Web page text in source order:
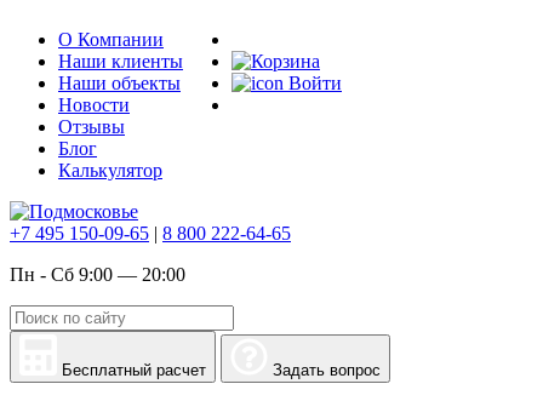
О Компании
Наши клиенты
Наши объекты
Новости
Отзывы
Блог
Калькулятор
Войти
+7 495 150-09-65 | 8 800 222-64-65
Пн - Сб 9:00 — 20:00
Бесплатный расчет Задать вопрос